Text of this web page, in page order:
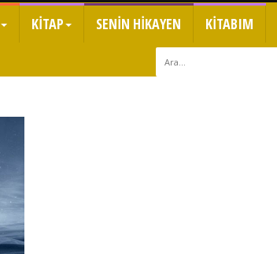
KİTAP SENİN HİKAYEN KİTABIM